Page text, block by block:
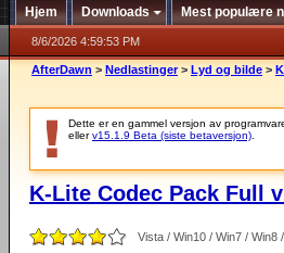
Hjem Downloads Mest populære
8/6/2026 4:59:53 PM
AfterDawn > Nedlastinger > Lyd og bilde >
Dette er en gammel versjon av
ellerv15.1.9 Beta (siste betaversjon)
K-Lite Codec Pack Full
Vista / Win10 / Win7 / Win8